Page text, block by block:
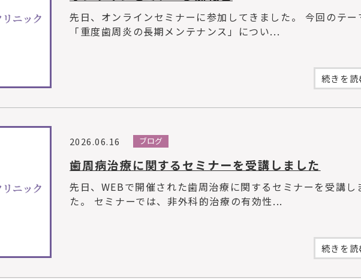
先日、オンラインセミナーに参加してきました。 今回のテー
「重度歯周炎の長期メンテナンス」につい...
続きを読
2026.06.16 ブログ
歯周病治療に関するセミナーを受講しました
先日、WEBで開催された歯周治療に関するセミナーを受講し
た。 セミナーでは、非外科的治療の有効性...
続きを読